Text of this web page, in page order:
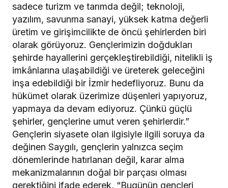
sadece turizm ve tarımda değil; teknoloji,
yazılım, savunma sanayi, yüksek katma değerli
üretim ve girişimcilikte de öncü şehirlerden biri
olarak görüyoruz. Gençlerimizin doğdukları
şehirde hayallerini gerçekleştirebildiği, nitelikli iş
imkânlarına ulaşabildiği ve üreterek geleceğini
inşa edebildiği bir İzmir hedefliyoruz. Bunu da
hükümet olarak üzerimize düşenleri yapıyoruz,
yapmaya da devam ediyoruz. Çünkü güçlü
şehirler, gençlerine umut veren şehirlerdir.”
Gençlerin siyasete olan ilgisiyle ilgili soruya da
değinen Saygılı, gençlerin yalnızca seçim
dönemlerinde hatırlanan değil, karar alma
mekanizmalarının doğal bir parçası olması
gerektiğini ifade ederek, “Bugünün gençleri